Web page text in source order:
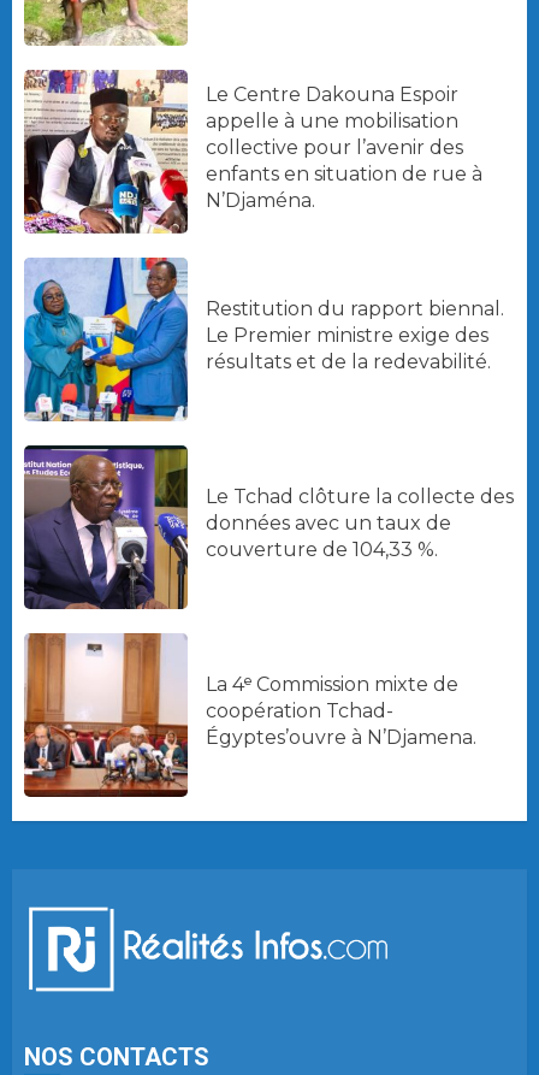
Le Centre Dakouna Espoir
appelle à une mobilisation
collective pour l’avenir des
enfants en situation de rue à
N’Djaména.
Restitution du rapport biennal.
Le Premier ministre exige des
résultats et de la redevabilité.
Le Tchad clôture la collecte des
données avec un taux de
couverture de 104,33 %.
La 4ᵉ Commission mixte de
coopération Tchad-
Égyptes’ouvre à N’Djamena.
NOS CONTACTS